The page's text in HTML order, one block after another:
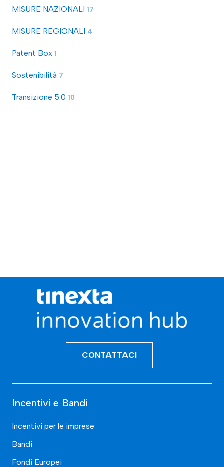
MISURE NAZIONALI 17
MISURE REGIONALI 4
Patent Box 1
Sostenibilità 7
Transizione 5.0 10
CONTATTACI
Incentivi e Bandi
Incentivi per le imprese
Bandi
Fondi Europei